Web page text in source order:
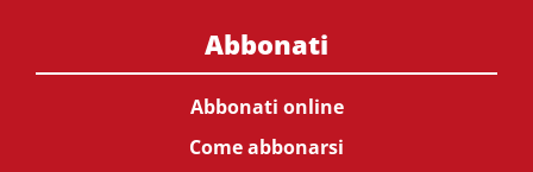
Abbonati
Abbonati online
Come abbonarsi